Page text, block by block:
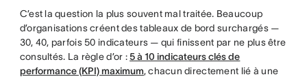
C’est la question la plus souvent mal traitée. Beaucoup
d’organisations créent des tableaux de bord surchargés —
30, 40, parfois 50 indicateurs — qui finissent par ne plus être
consultés. La règle d’or :5 à 10 indicateurs clés de
performance (KPI) maximum, chacun directement lié à une